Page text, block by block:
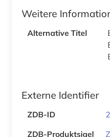
Weitere
Alternative Titel
Externe Identifier
ZDB-ID
ZDB-Produktsigel